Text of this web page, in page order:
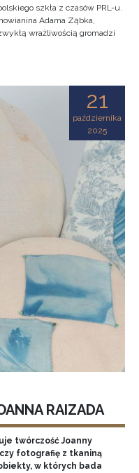
szkła z czasów PRL-u.
Adama Ząbka,
wrażliwością gromadzi
21
października
2025
RAIZADA
twórczość Joanny
fotografię z tkaniną
w których bada